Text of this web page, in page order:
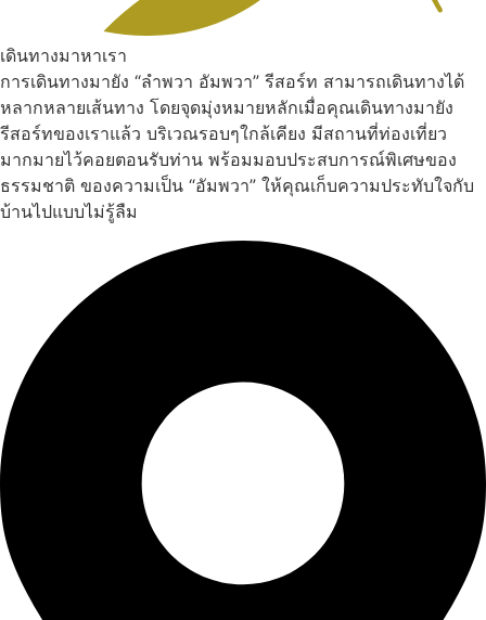
เดินทางมาหาเรา
การเดินทางมายัง “ลำพวา อัมพวา” รีสอร์ท สามารถเดินทางได้
หลากหลายเส้นทาง โดยจุดมุ่งหมายหลักเมื่อคุณเดินทางมายัง
รีสอร์ทของเราแล้ว บริเวณรอบๆใกล้เคียง มีสถานที่ท่องเที่ยว
มากมายไว้คอยตอนรับท่าน พร้อมมอบประสบการณ์พิเศษของ
ธรรมชาติ ของความเป็น “อัมพวา” ให้คุณเก็บความประทับใจกับ
บ้านไปแบบไม่รู้ลืม